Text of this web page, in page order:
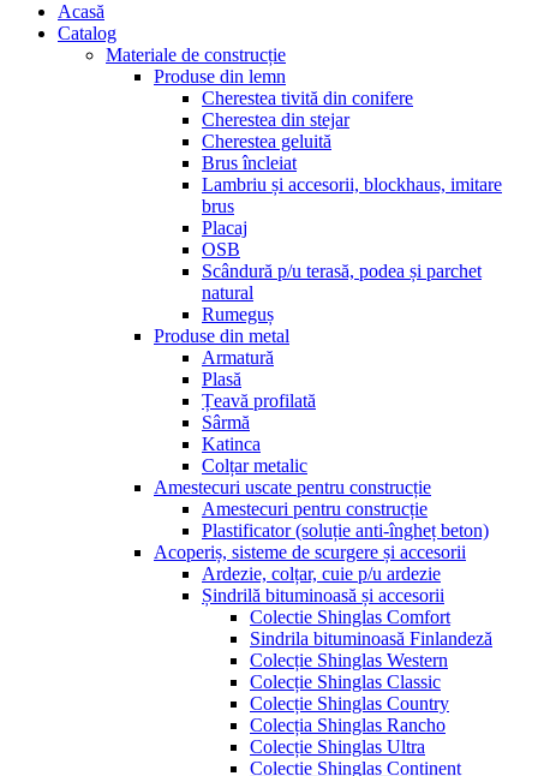
Acasă
Catalog
Materiale de construcție
Produse din lemn
Cherestea tivită din conifere
Cherestea din stejar
Cherestea geluită
Brus încleiat
Lambriu și accesorii, blockhaus, imitare
brus
Placaj
OSB
Scândură p/u terasă, podea și parchet
natural
Rumeguș
Produse din metal
Armatură
Plasă
Țeavă profilată
Sârmă
Katinca
Colțar metalic
Amestecuri uscate pentru construcție
Amestecuri pentru construcție
Plastificator (soluție anti-îngheț beton)
Acoperiș, sisteme de scurgere și accesorii
Ardezie, colțar, cuie p/u ardezie
Șindrilă bituminoasă și accesorii
Colectie Shinglas Comfort
Sindrila bituminoasă Finlandeză
Colecție Shinglas Western
Colecție Shinglas Classic
Colecție Shinglas Country
Colecția Shinglas Rancho
Colecție Shinglas Ultra
Colecție Shinglas Continent